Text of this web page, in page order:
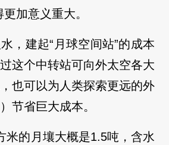
加意义重大。
，建起“月球空间站”的成本
这个中转站可向外太空各大
也可以为人类探索更远的外
节省巨大成本。
米的月壤大概是1.5吨，含水